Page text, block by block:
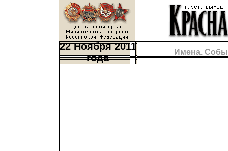
22 Ноября 2011
года
Имена.